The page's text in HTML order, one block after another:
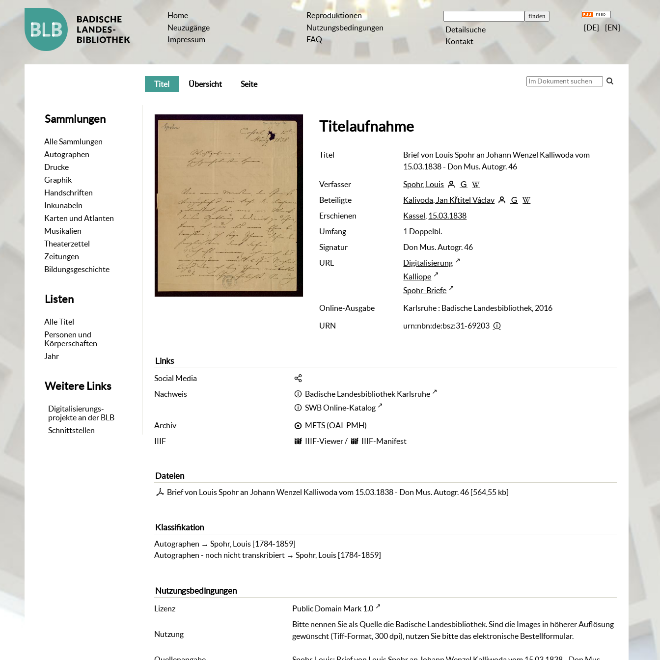
Home
Neuzugänge
Impressum
Reproduktionen
Nutzungsbedingungen
FAQ
Detailsuche
Kontakt
[DE] [EN]
Sammlungen
Alle Sammlungen
Autographen
Drucke
Graphik
Handschriften
Inkunabeln
Karten und Atlanten
Musikalien
Theaterzettel
Zeitungen
Bildungsgeschichte
Listen
Alle Titel
Personen und
Körperschaften
Jahr
Weitere Links
Digitalisierungs-
projekte an der BLB
Schnittstellen
Titel Übersicht Seite
Titelaufnahme
Titel
Brief von Louis Spohr an Johann Wenzel Kalliwoda vom
15.03.1838 - Don Mus. Autogr. 46
Verfasser
Spohr, Louis
Beteiligte
Kalivoda, Jan Křtitel Václav
Erschienen
Kassel 15.03.1838
Umfang
1 Doppelbl.
Signatur
Don Mus. Autogr. 46
URL
Digitalisierung
Kalliope
Spohr-Briefe
Online-Ausgabe
Karlsruhe : Badische Landesbibliothek, 2016
URN
urn:nbn:de:bsz:31-69203
Links
Social Media
Nachweis
Badische Landesbibliothek Karlsruhe
SWB Online-Katalog
Archiv
METS (OAI-PMH)
IIIF
IIIF-Viewer/ IIIF-Manifest
Dateien
Brief von Louis Spohr an Johann Wenzel Kalliwoda vom 15.03.1838 - Don Mus. Autogr. 46[564,55 kb]
Klassifikation
Autographen →Spohr, Louis [1784-1859]
Autographen - noch nicht transkribiert →Spohr, Louis [1784-1859]
Nutzungsbedingungen
Lizenz Public Domain Mark 1.0
Nutzung
Bitte nennen Sie als Quelle die Badische Landesbibliothek. Sind die Images in höherer Auflösung
gewünscht (Tiff-Format, 300 dpi), nutzen Sie bitte daselektronische Bestellformular.